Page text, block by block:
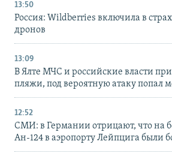
13:50
Россия: Wildberries включила в
дронов
13:09
В Ялте МЧС и российские власти
пляжи, под вероятную атаку попал
12:52
СМИ: в Германии отрицают, что на
Ан-124 в аэропорту Лейпцига были